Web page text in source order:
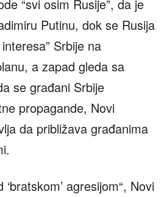
“svi osim Rusije”, da je
Putinu, dok se Rusija
Srbije na
a zapad gleda sa
se građani Srbije
propagande, Novi
da približava građanima
‘bratskom’ agresijom“, Novi